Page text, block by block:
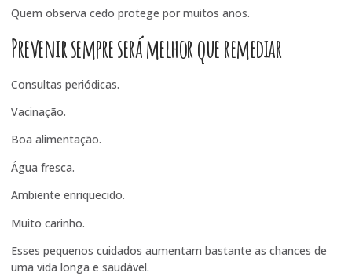
Quem observa cedo protege por muitos anos.
Prevenir sempre será melhor que remediar
Consultas periódicas.
Vacinação.
Boa alimentação.
Água fresca.
Ambiente enriquecido.
Muito carinho.
Esses pequenos cuidados aumentam bastante as chances de
uma vida longa e saudável.